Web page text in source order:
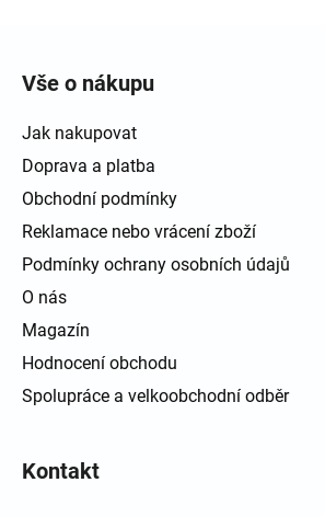
Vše o nákupu
Jak nakupovat
Doprava a platba
Obchodní podmínky
Reklamace nebo vrácení zboží
Podmínky ochrany osobních údajů
O nás
Magazín
Hodnocení obchodu
Spolupráce a velkoobchodní odběr
Kontakt